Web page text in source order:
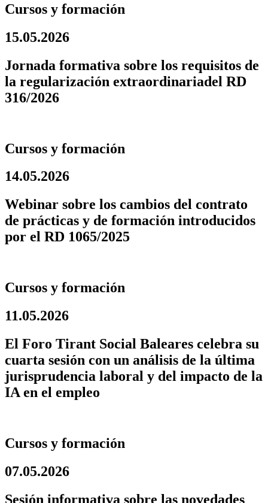
Cursos y formación
15.05.2026
Jornada formativa sobre los requisitos de
la regularización extraordinariadel RD
316/2026
Cursos y formación
14.05.2026
Webinar sobre los cambios del contrato
de prácticas y de formación introducidos
por el RD 1065/2025
Cursos y formación
11.05.2026
El Foro Tirant Social Baleares celebra su
cuarta sesión con un análisis de la última
jurisprudencia laboral y del impacto de la
IA en el empleo
Cursos y formación
07.05.2026
Sesión informativa sobre las novedades